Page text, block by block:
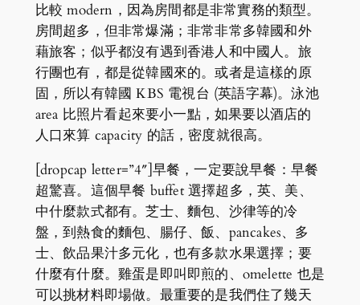
比較 modern，因為房間都是非常實務的類型。
房間超多，但非常爆滿；非常非常多韓國和外
藉旅客；似乎都沒有遇到香港人和中國人。旅
行團也有，都是從韓國來的。或者是這樣的原
固，所以有韓國 KBS 電視台 (英語字幕)。泳池
area 比照片看起來要小一點，如果要以酒店的
人口來算 capacity 的話，密度就很高。
[dropcap letter=”4″]早餐，一定要說早餐：早餐
超驚喜。這個早餐 buffet 選擇超多，英、美、
中什麼款式都有。芝士、麵包、沙律等的冷
盤，到熱食的麵包、腸仔、飯、pancakes、多
士、飲品果汁多元化，也有多款水果選擇；要
什麼有什麼。雞蛋是即叫即煎的、omelette 也是
可以挑材料即場做。最重要的是我們住了幾天